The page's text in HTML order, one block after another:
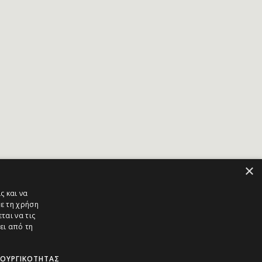
×
και να
τη χρήση
να τις
από τη